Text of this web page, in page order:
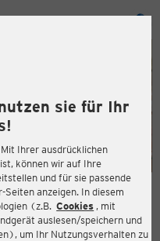
sie für Ihr
Ihrer ausdrücklichen
können wir auf Ihre
und für sie passende
Seiten anzeigen. In diesem
(z.B. Cookies , mit
auslesen/speichern und
um Ihr Nutzungsverhalten zu
FILIALE
6